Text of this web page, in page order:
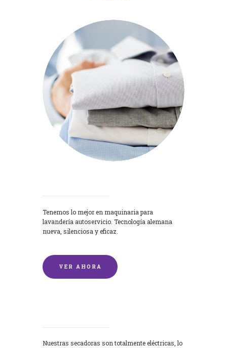
Tenemos lo mejor en maquinaria para
lavandería autoservicio. Tecnología alemana
nueva, silenciosa y eficaz.
VER AHORA
Nuestras secadoras son totalmente eléctricas, lo